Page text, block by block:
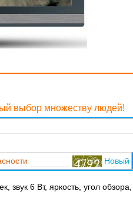
выбор множеству людей!
Новый
звук 6 Вт, яркость, угол